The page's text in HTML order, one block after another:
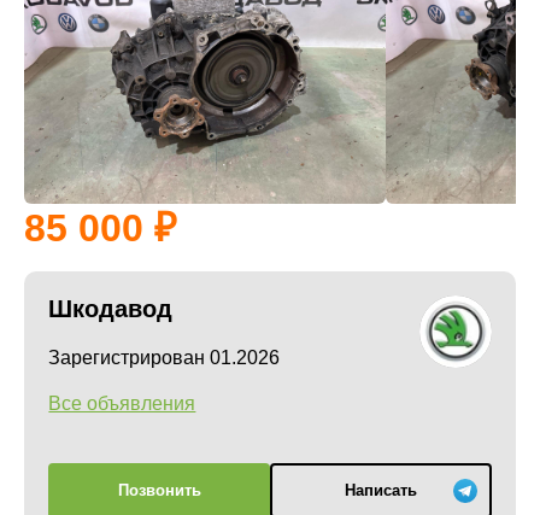
85 000
Шкодавод
Зарегистрирован 01.2026
Все объявления
Позвонить Написать